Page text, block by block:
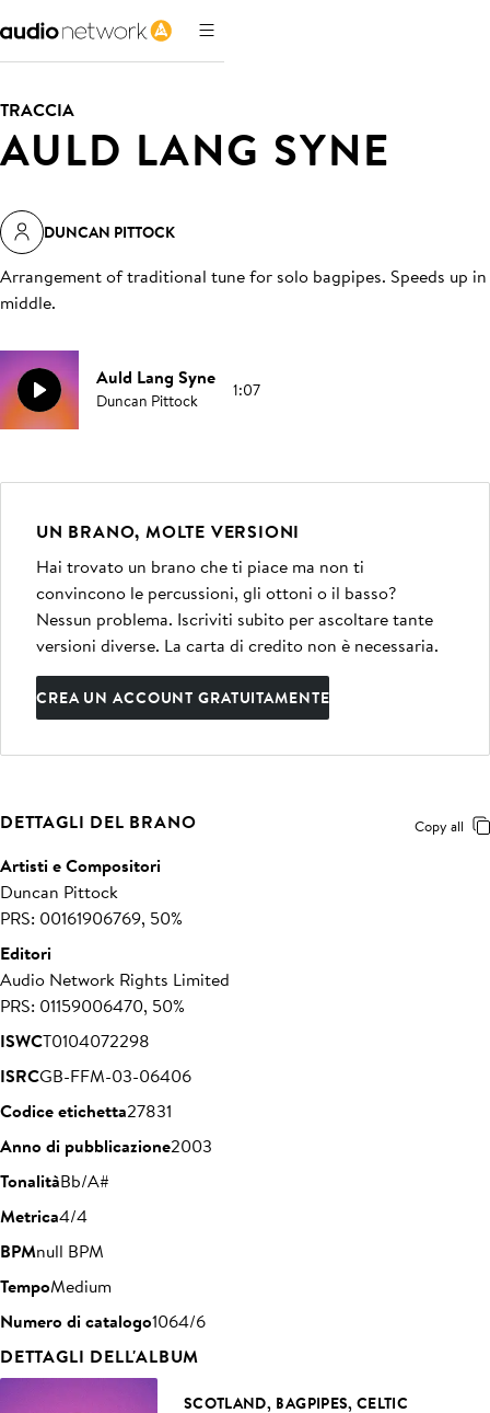
TRACCIA
AULD LANG SYNE
DUNCAN PITTOCK
Arrangement of traditional tune for solo bagpipes. Speeds up in
middle.
Auld Lang Syne
Duncan Pittock 1:07
UN BRANO, MOLTE VERSIONI
Hai trovato un brano che ti piace ma non ti
convincono le percussioni, gli ottoni o il basso?
Nessun problema. Iscriviti subito per ascoltare tante
versioni diverse. La carta di credito non è necessaria.
CREA UN ACCOUNT GRATUITAMENTE
DETTAGLI DEL BRANO Copy all
Artisti e Compositori
Duncan Pittock
PRS: 00161906769, 50%
Editori
Audio Network Rights Limited
PRS: 01159006470, 50%
ISWCT0104072298
ISRCGB-FFM-03-06406
Codice etichetta27831
Anno di pubblicazione2003
TonalitàBb/A#
Metrica4/4
BPMnull BPM
TempoMedium
Numero di catalogo1064/6
DETTAGLI DELL'ALBUM
SCOTLAND, BAGPIPES, CELTIC